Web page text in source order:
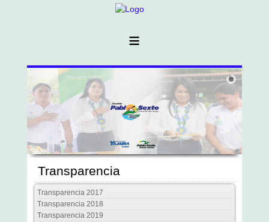
≡
Transparencia
Transparencia 2017
Transparencia 2018
Transparencia 2019